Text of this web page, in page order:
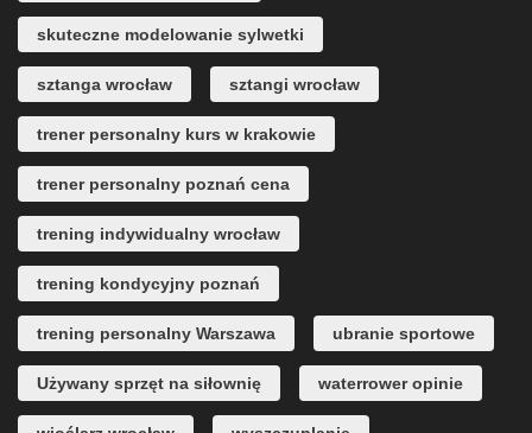
skuteczne modelowanie sylwetki
sztanga wrocław sztangi wrocław
trener personalny kurs w krakowie
trener personalny poznań cena
trening indywidualny wrocław
trening kondycyjny poznań
trening personalny Warszawa ubranie sportowe
Używany sprzęt na siłownię waterrower opinie